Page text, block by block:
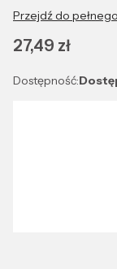
Przejdź do
Cena
27,49 zł
Dostępność: